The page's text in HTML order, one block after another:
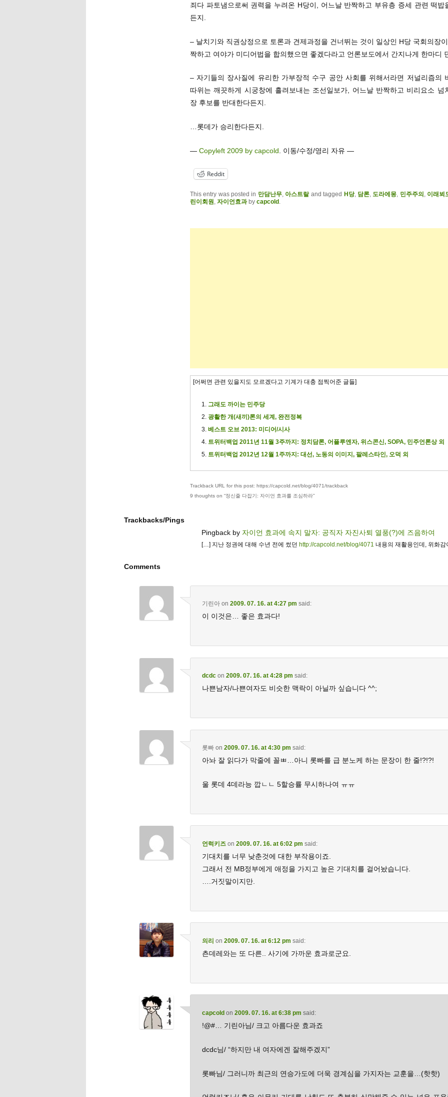
죄다 파토냄으로써 권력을 누려온 H당이, 어느날 반짝하고 부유층 증세 관련 떡밥
든지.
– 날치기와 직권상정으로 토론과 견제과정을 건너뛰는 것이 일상인 H당 국회의장
짝하고 여야가 미디어법을 합의했으면 좋겠다라고 언론보도에서 간지나게 한마디
– 자기들의 장사질에 유리한 가부장적 수구 공안 사회를 위해서라면 저널리즘의
따위는 깨끗하게 시궁창에 흘려보내는 조선일보가, 어느날 반짝하고 비리요소 넘
장 후보를 반대한다든지.
…롯데가 승리한다든지.
— Copyleft 2009 by capcold . 이동/수정/영리 자유 —
Reddit
This entry was posted in 만담난무, 아스트랄and tagged H당, 담론, 도라에몽 민주주의 이래뵈
린이회원 자이언효과by capcold.
[어쩌면 관련 있을지도 모르겠다고 기계가 대충 점찍어준 글들]
그래도 까이는 민주당
광활한 개(새끼)론의 세계, 완전정복
베스트 오브 2013: 미디어/시사
트위터백업 2011년 11월 3주까지: 정치담론, 어플루엔자, 위스콘신, SOPA, 민주언론상 외
트위터백업 2012년 12월 1주까지: 대선, 노동의 이미지, 팔레스타인, 오덕 외
Trackback URL for this post: https://capcold.net/blog/4071/trackback
9 thoughts on “정신줄 다잡기: 자이언 효과를 조심하라”
Trackbacks/Pings
Pingback by 자이언 효과에 속지 말자: 공직자 자진사퇴 열풍(?)에 즈음하여
[…] 지난 정권에 대해 수년 전에 썼던 http://capcold.net/blog/4071 내용의 재활용인데, 위화
Comments
기린아on 2009. 07. 16. at 4:27 pm said:
이 이것은… 좋은 효과다!
dcdcon 2009. 07. 16. at 4:28 pm said:
나쁜남자/나쁜여자도 비슷한 맥락이 아닐까 싶습니다 ^^;
롯빠on 2009. 07. 16. at 4:30 pm said:
아놔 잘 읽다가 막줄에 꼴ㅃ…아니 롯빠를 급 분노케 하는 문장이 한 줄!?!?!
울 롯데 4데라능 깝ㄴㄴ 5할승률 무시하나여 ㅠㅠ
언럭키즈on 2009. 07. 16. at 6:02 pm said:
기대치를 너무 낮춘것에 대한 부작용이죠.
그래서 전 MB정부에게 애정을 가지고 높은 기대치를 걸어놨습니다.
….거짓말이지만.
의리 on 2009. 07. 16. at 6:12 pm said:
츤데레와는 또 다른.. 사기에 가까운 효과로군요.
capcold on 2009. 07. 16. at 6:38 pm said:
!@#… 기린아님/ 크고 아름다운 효과죠
dcdc님/ “하지만 내 여자에겐 잘해주겠지”
롯빠님/ 그러니까 최근의 연승가도에 더욱 경계심을 가지자는 교훈을…(핫핫)